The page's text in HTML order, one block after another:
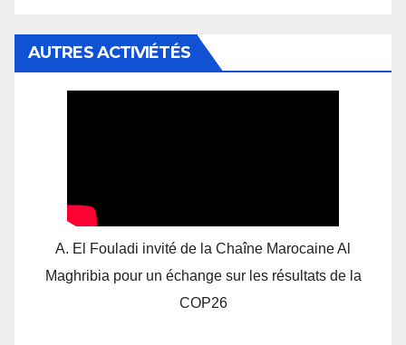
AUTRES ACTIVIÉTÉS
A. El Fouladi invité de la Chaîne Marocaine Al
Maghribia pour un échange sur les résultats de la
COP26